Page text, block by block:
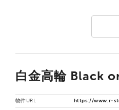
白金高輪 Black
物件URL https://www.r-